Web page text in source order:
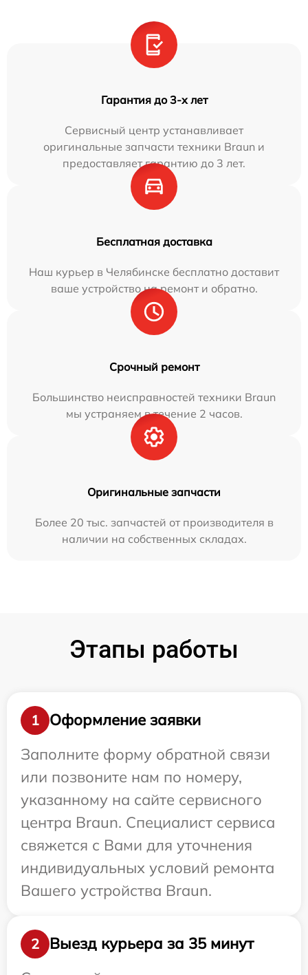
Гарантия до 3-х лет
Сервисный центр устанавливает
оригинальные запчасти техники Braun и
предоставляет гарантию до 3 лет.
Бесплатная доставка
Наш курьер в Челябинске бесплатно доставит
ваше устройство на ремонт и обратно.
Срочный ремонт
Большинство неисправностей техники Braun
мы устраняем в течение 2 часов.
Оригинальные запчасти
Более 20 тыс. запчастей от производителя в
наличии на собственных складах.
Этапы работы
1
Оформление заявки
Заполните форму обратной связи
или позвоните нам по номеру,
указанному на сайте сервисного
центра Braun. Специалист сервиса
свяжется с Вами для уточнения
индивидуальных условий ремонта
Вашего устройства Braun.
2
Выезд курьера за 35 минут